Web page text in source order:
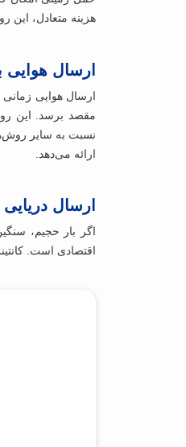
هزینه متعادل،
ارسال هوایی
ارسال هوایی
مقصد برسد. این
نسبت به سایر
ارائه می‌دهد.
ارسال
اگر بار حجیم،
اقتصادی است.